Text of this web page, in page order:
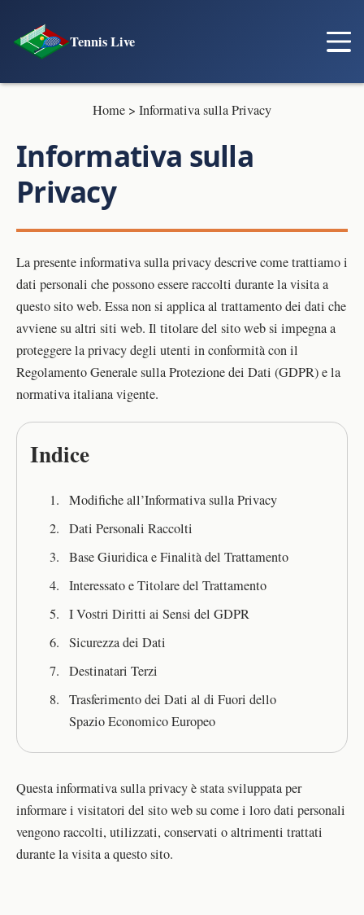
Tennis Live
Home > Informativa sulla Privacy
Informativa sulla
Privacy
La presente informativa sulla privacy descrive come trattiamo i
dati personali che possono essere raccolti durante la visita a
questo sito web. Essa non si applica al trattamento dei dati che
avviene su altri siti web. Il titolare del sito web si impegna a
proteggere la privacy degli utenti in conformità con il
Regolamento Generale sulla Protezione dei Dati (GDPR) e la
normativa italiana vigente.
Indice
Modifiche all’Informativa sulla Privacy
Dati Personali Raccolti
Base Giuridica e Finalità del Trattamento
Interessato e Titolare del Trattamento
I Vostri Diritti ai Sensi del GDPR
Sicurezza dei Dati
Destinatari Terzi
Trasferimento dei Dati al di Fuori dello
Spazio Economico Europeo
Questa informativa sulla privacy è stata sviluppata per
informare i visitatori del sito web su come i loro dati personali
vengono raccolti, utilizzati, conservati o altrimenti trattati
durante la visita a questo sito.